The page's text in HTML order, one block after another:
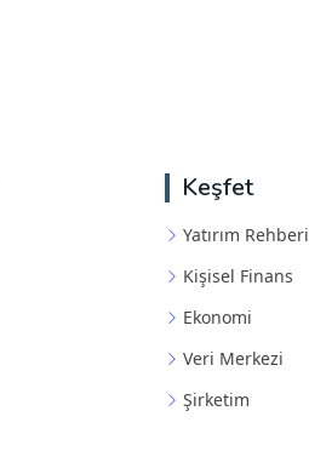
Keşfet
Yatırım Rehberi
Kişisel Finans
Ekonomi
Veri Merkezi
Şirketim